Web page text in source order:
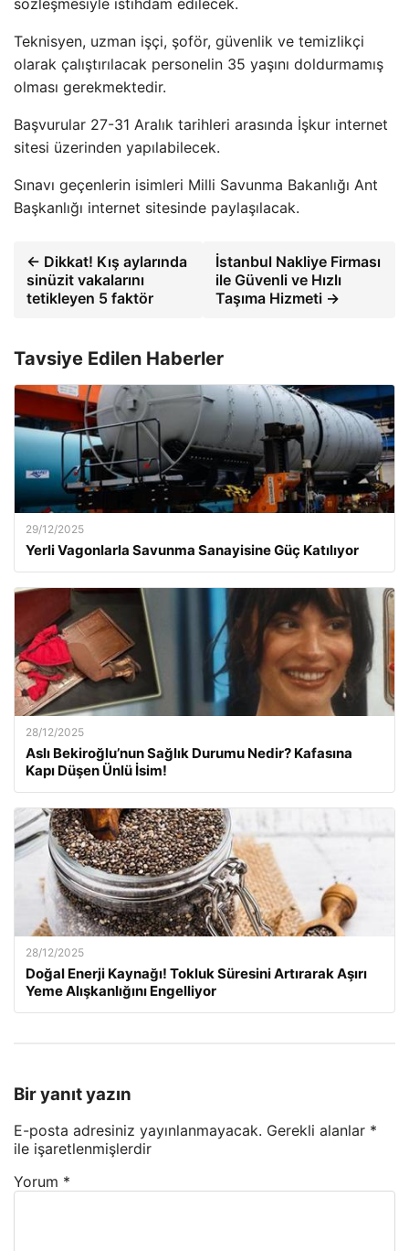
sözleşmesiyle istihdam edilecek.
Teknisyen, uzman işçi, şoför, güvenlik ve temizlikçi
olarak çalıştırılacak personelin 35 yaşını doldurmamış
olması gerekmektedir.
Başvurular 27-31 Aralık tarihleri ​​arasında İşkur internet
sitesi üzerinden yapılabilecek.
Sınavı geçenlerin isimleri Milli Savunma Bakanlığı Ant
Başkanlığı internet sitesinde paylaşılacak.
← Dikkat! Kış aylarında
sinüzit vakalarını
tetikleyen 5 faktör
İstanbul Nakliye Firması
ile Güvenli ve Hızlı
Taşıma Hizmeti →
Tavsiye Edilen Haberler
29/12/2025
Yerli Vagonlarla Savunma Sanayisine Güç Katılıyor
28/12/2025
Aslı Bekiroğlu’nun Sağlık Durumu Nedir? Kafasına
Kapı Düşen Ünlü İsim!
28/12/2025
Doğal Enerji Kaynağı! Tokluk Süresini Artırarak Aşırı
Yeme Alışkanlığını Engelliyor
Bir yanıt yazın
E-posta adresiniz yayınlanmayacak. Gerekli alanlar *
ile işaretlenmişlerdir
Yorum *